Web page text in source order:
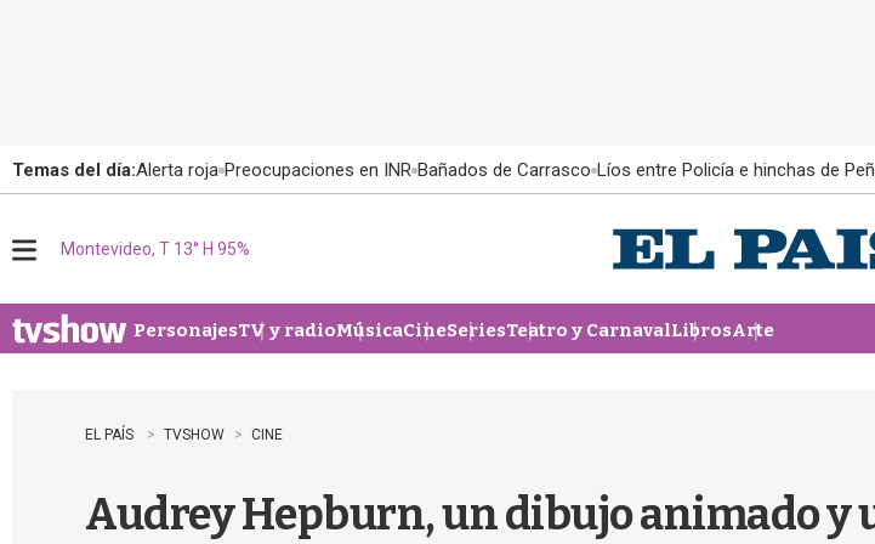
Temas del día:Alerta roja Preocupaciones en INR Bañados de Carrasco Líos entre Policía e hinchas de
u
Montevideo, T 13° H 95%
PersonajesTV y radioMúsicaCineSeriesTeatro y CarnavalLibrosArte
EL PAÍS TVSHOW CINE
Audrey Hepburn, un dibujo animado y